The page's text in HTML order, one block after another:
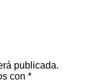
publicada.
con *